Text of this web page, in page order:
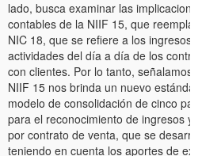
lado, busca examinar las
contables de la NIIF 15, que
NIC 18, que se refiere a los ingresos
actividades del día a día de los
con clientes. Por lo tanto, señalamos
NIIF 15 nos brinda un nuevo estándar
modelo de consolidación de cinco
para el reconocimiento de ingresos y
por contrato de venta, que se
teniendo en cuenta los aportes de